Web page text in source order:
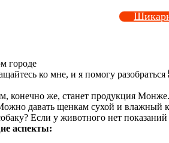
городе
ко мне, и я помогу разобраться
же, станет продукция
давать щенкам сухой и влажный
Если у животного нет
аспекты: